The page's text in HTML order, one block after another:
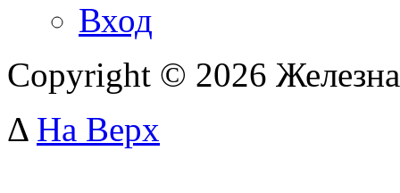
Вход
Copyright © 2026
Δ На Верх